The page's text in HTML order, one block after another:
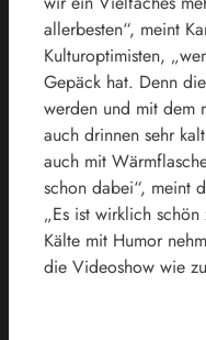
allerbesten“, meint
Kulturoptimisten,
Gepäck hat. Denn
werden und mit dem
auch drinnen sehr
auch mit
schon dabei“, meint
„Es ist wirklich
Kälte mit Humor
die Videoshow wie